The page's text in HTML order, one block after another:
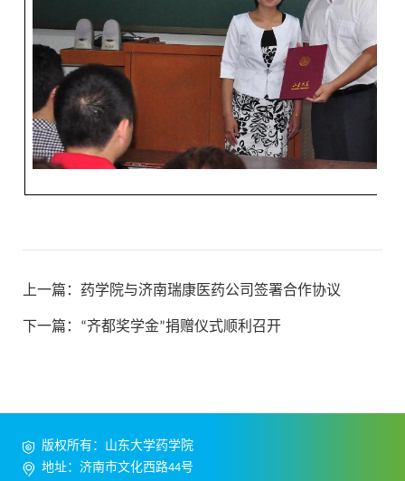
上一篇： 药学院与济南瑞康医药公司签署合作协议
下一篇： “齐都奖学金”捐赠仪式顺利召开
版权所有：山东大学药学院
地址：济南市文化西路44号